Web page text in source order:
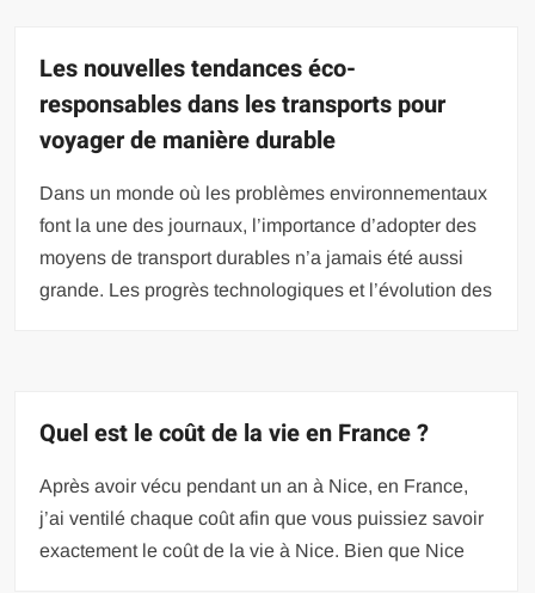
Les nouvelles tendances éco-
responsables dans les transports pour
voyager de manière durable
Dans un monde où les problèmes environnementaux
font la une des journaux, l’importance d’adopter des
moyens de transport durables n’a jamais été aussi
grande. Les progrès technologiques et l’évolution des
Quel est le coût de la vie en France ?
Après avoir vécu pendant un an à Nice, en France,
j’ai ventilé chaque coût afin que vous puissiez savoir
exactement le coût de la vie à Nice. Bien que Nice